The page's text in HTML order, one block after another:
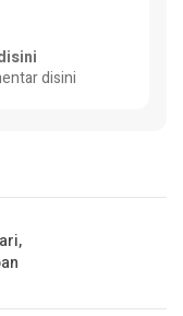
disini